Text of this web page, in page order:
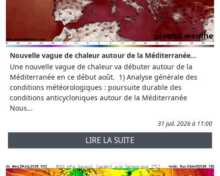
Nouvelle vague de chaleur autour de la Méditerranée...
Une nouvelle vague de chaleur va débuter autour de la
Méditerranée en ce début août. 1) Analyse générale des
conditions météorologiques : poursuite durable des
conditions anticycloniques autour de la Méditerranée
Nous...
31 juil. 2026 à 11:00
LIRE LA SUITE